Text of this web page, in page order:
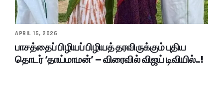
APRIL 15, 2026
பாசத்தைப் பிழியப் பிழியத் தரவிருக்கும் புதிய
தொடர் ‘தாய்மாமன்’ – விரைவில் விஜய் டிவியில்..!